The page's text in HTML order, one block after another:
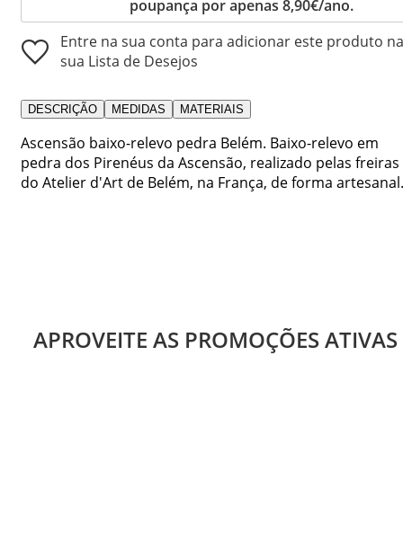
poupança por apenas 8,90€/ano.
Entre na sua conta para adicionar este produto na
sua Lista de Desejos
DESCRIÇÃO MEDIDAS MATERIAIS
Ascensão baixo-relevo pedra Belém. Baixo-relevo em
pedra dos Pirenéus da Ascensão, realizado pelas freiras
do Atelier d'Art de Belém, na França, de forma artesanal.
APROVEITE AS PROMOÇÕES ATIVAS